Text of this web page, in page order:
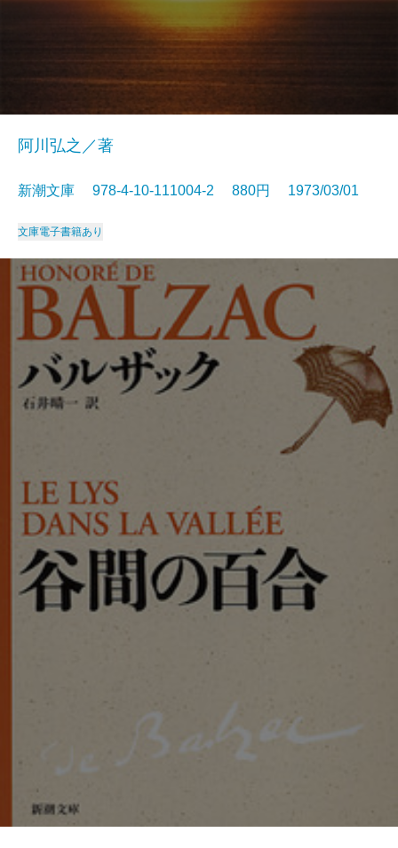
阿川弘之／著
新潮文庫 978-4-10-111004-2 880円 1973/03/01
文庫電子書籍あり